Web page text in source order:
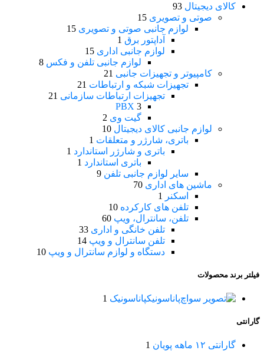
کالای دیجیتال 93
صوتی و تصویری 15
لوازم جانبی صوتی و تصویری 15
آداپتور برق 1
لوازم جانبی اداری 15
لوازم جانبی تلفن و فکس 8
کامپیوتر و تجهیزات جانبی 21
تجهیزات شبکه و ارتباطات 21
تجهیزات ارتباطات سازمانی 21
PBX 3
گیت وی 2
لوازم جانبی کالای دیجیتال 10
باتری، شارژر و متعلقات 1
باتری و شارژر استاندارد 1
باتری استاندارد 1
سایر لوازم جانبی تلفن 9
ماشین های اداری 70
اسکنر
1
تلفن های کارکرده 10
تلفن، سانترال، ویپ 60
تلفن خانگی و اداری 33
تلفن سانترال و ویپ 14
دستگاه و لوازم سانترال و ویپ 10
فیلتر برند محصولات
پاناسونیکپاناسونیک 1
گارانتی
گارانتی ۱۲ ماهه پویان 1